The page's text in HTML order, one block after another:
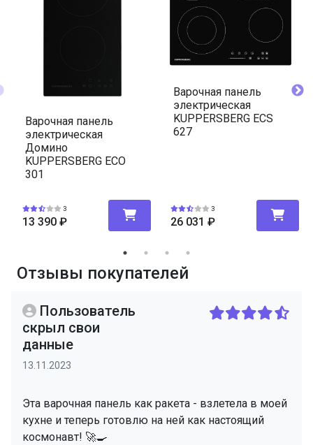
Варочная панель
электрическая
Домино
KUPPERSBERG ECO
301
3
13 390 ₽
Варочная панель
электрическая
KUPPERSBERG ECS
627
3
26 031 ₽
Отзывы покупателей
Пользователь
скрыл свои
данные
13.11.2023
Эта варочная панель как ракета - взлетела в моей
кухне и теперь готовлю на ней как настоящий
космонавт! 🚀🍳